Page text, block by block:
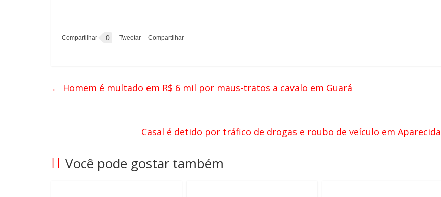
0
← Homem é multado em R$ 6 mil por maus-tratos a cavalo em Guará
Casal é detido por tráfico de drogas e roubo de veículo em Aparecida
Você pode gostar também